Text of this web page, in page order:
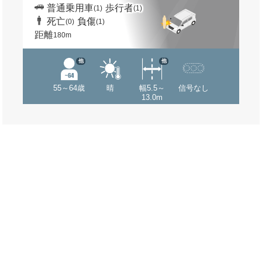
普通乗用車(1) 歩行者(1)
死亡(0) 負傷(1)
距離180m
55～64歳
他
晴
幅5.5～
13.0m
他
信号なし